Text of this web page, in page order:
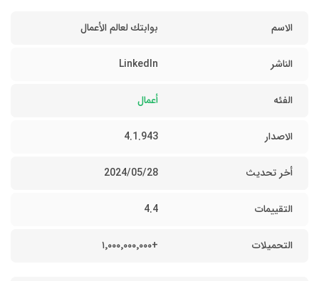
الاسم بوابتك لعالم الأعمال
الناشر LinkedIn
الفئه أعمال
الاصدار 4.1.943
أخر تحديث 28‏/05‏/2024
التقييمات 4.4
التحميلات +١٬٠٠٠٬٠٠٠٬٠٠٠